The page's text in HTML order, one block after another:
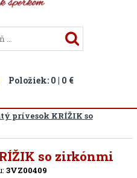
Položiek: 0 | 0 €
prívesok KRÍŽIK so
so zirkónmi
3VZ00409